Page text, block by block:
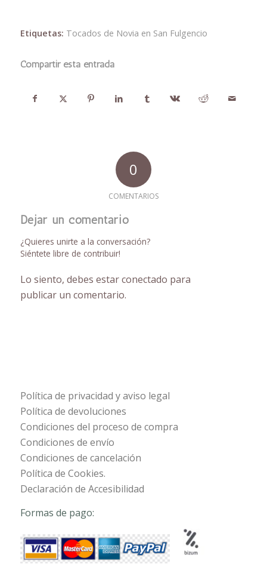
Etiquetas: Tocados de Novia en San Fulgencio
Compartir esta entrada
0
COMENTARIOS
Dejar un comentario
¿Quieres unirte a la conversación?
Siéntete libre de contribuir!
Lo siento, debes estarconectado para
publicar un comentario.
Política de privacidad y aviso legal
Política de devoluciones
Condiciones del proceso de compra
Condiciones de envío
Condiciones de cancelación
Política de Cookies.
Declaración de Accesibilidad
Formas de pago: